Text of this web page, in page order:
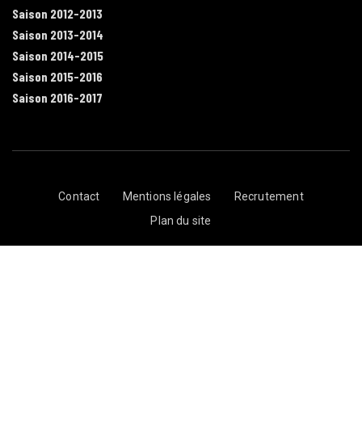
Saison 2012-2013
Saison 2013-2014
Saison 2014-2015
Saison 2015-2016
Saison 2016-2017
Contact Mentions légales
Recrutement
Plan du site